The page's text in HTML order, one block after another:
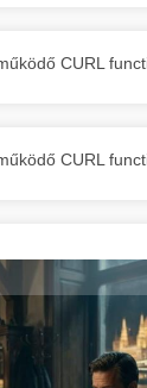
CURL
CURL